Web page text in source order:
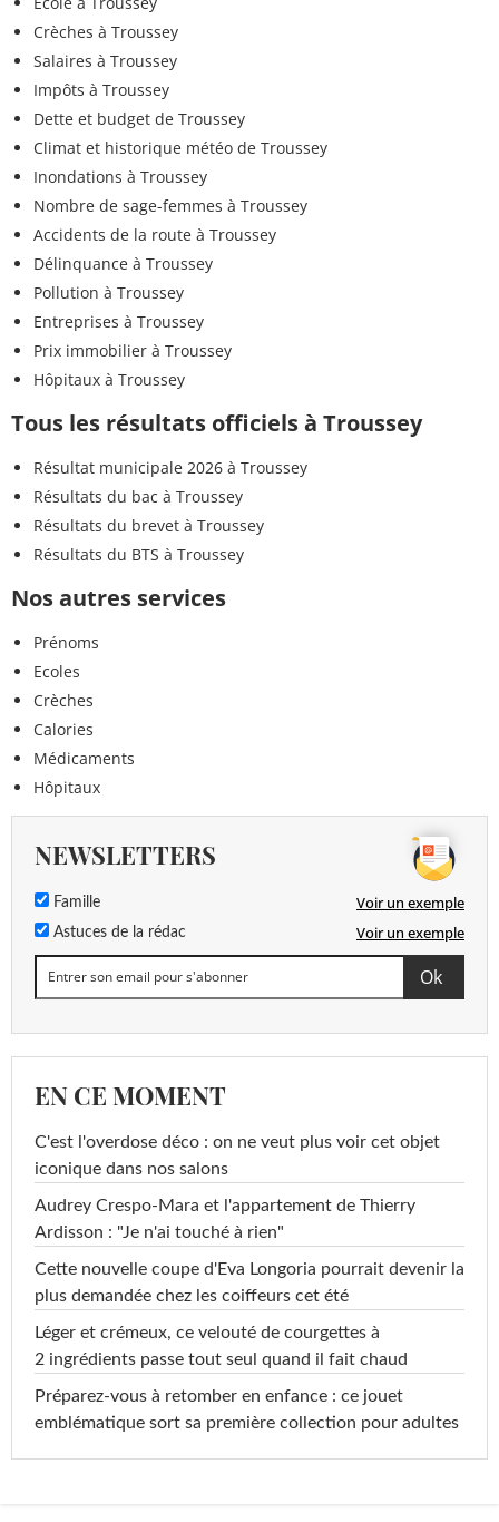
Crèches à Troussey
Salaires à Troussey
Impôts à Troussey
Dette et budget de Troussey
Climat et historique météo de Troussey
Inondations à Troussey
Nombre de sage-femmes à Troussey
Accidents de la route à Troussey
Délinquance à Troussey
Pollution à Troussey
Entreprises à Troussey
Prix immobilier à Troussey
Hôpitaux à Troussey
Tous les résultats officiels à Troussey
Résultat municipale 2026 à Troussey
Résultats du bac à Troussey
Résultats du brevet à Troussey
Résultats du BTS à Troussey
Nos autres services
Prénoms
Ecoles
Crèches
Calories
Médicaments
Hôpitaux
NEWSLETTERS
Famille Voir un exemple
Astuces de la rédac Voir un exemple
EN CE MOMENT
C'est l'overdose déco : on ne veut plus voir cet objet
iconique dans nos salons
Audrey Crespo-Mara et l'appartement de Thierry
Ardisson : "Je n'ai touché à rien"
Cette nouvelle coupe d'Eva Longoria pourrait devenir la
plus demandée chez les coiffeurs cet été
Léger et crémeux, ce velouté de courgettes à
2 ingrédients passe tout seul quand il fait chaud
Préparez-vous à retomber en enfance : ce jouet
emblématique sort sa première collection pour adultes